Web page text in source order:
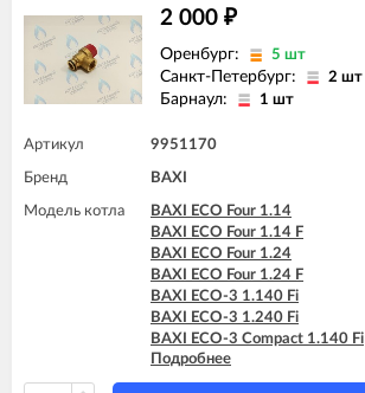
2 000 ₽
Оренбург: 5 шт
Санкт-Петербург: 2 шт
Барнаул: 1 шт
Артикул 9951170
Бренд BAXI
Модель котла
BAXI ECO Four 1.14
BAXI ECO Four 1.14 F
BAXI ECO Four 1.24
BAXI ECO Four 1.24 F
BAXI ECO-3 1.140 Fi
BAXI ECO-3 1.240 Fi
BAXI ECO-3 Compact 1.140 Fi
BAXI ECO-3 Compact 1.140 I
BAXI ECO-3 Compact 1.240 Fi
Подробнее